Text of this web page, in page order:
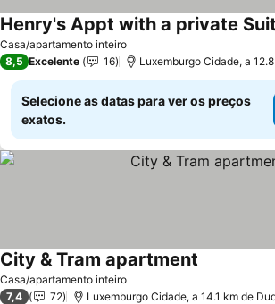
Casa/apartamento inteiro
Ver preços
8,5 Excelente 16 Luxemburgo Cidade, a
Selecione as datas para ver os preços
exatos.
Casa/apartamento inteiro
City & Tram apartment
7,4 72 Luxemburgo Cidade, a 14.1 km de